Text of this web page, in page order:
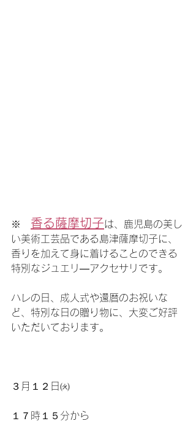
※ 香る薩摩切子は、鹿児島の美し
い美術工芸品である島津薩摩切子に、
香りを加えて身に着けることのできる
特別なジュエリ―アクセサリです。
ハレの日、成人式や還暦のお祝いな
ど、特別な日の贈り物に、大変ご好評
いただいております。
３月１２日㈫
１７時１５分から